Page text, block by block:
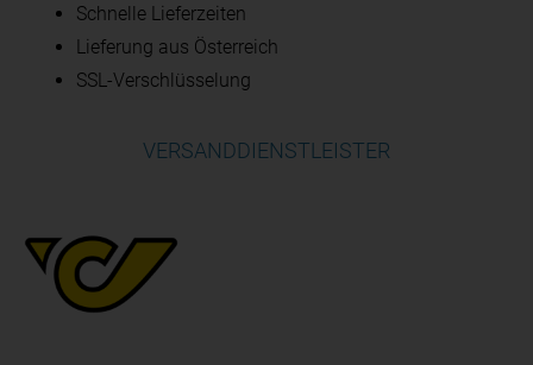
Schnelle Lieferzeiten
Lieferung aus Österreich
SSL-Verschlüsselung
VERSANDDIENSTLEISTER